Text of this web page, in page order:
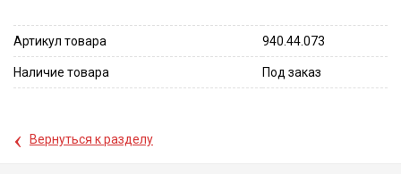
Артикул товара 940.44.073
Наличие товара Под заказ
‹ Вернуться к разделу